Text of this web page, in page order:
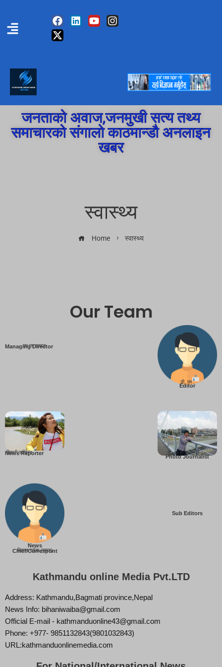
जनताको अवाज,जनमुखी सत्य तथ्य
समाचारको संगालो काठमान्डौ अनलाइन
खबर
स्वास्थ्य
Home स्वास्थ्य
Our Team
Managing Director
एम एम तामाङ
Editor
डी. एम .
News Reporter
बिहानी पाख्रिन
Photo Journalist
Som B. Lopchan
News
Chief/Correspont
बिज्ञान वाईबा (ममता)
Sub Editors
Kathmandu online Media Pvt.LTD
Address: Kathmandu,Bagmati province,Nepal
News Info: bihaniwaiba@gmail.com
Official E-mail - kathmanduonline43@gmail.com
Phone: +977- 9851132843(9801032843)
URL:kathmanduonlinemedia.com